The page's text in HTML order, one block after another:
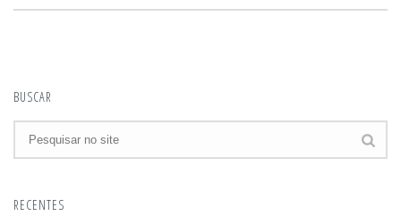
BUSCAR
RECENTES